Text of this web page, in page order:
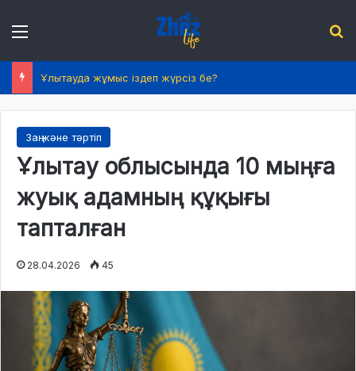
Ұлытауда жұмыс іздеп жүрсіз бе?
Заң және тәртіп
Ұлытау облысында 10 мыңға
жуық адамның құқығы
тапталған
28.04.2026 45